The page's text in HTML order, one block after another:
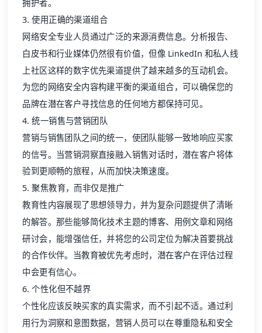
拥护者。
3. 使用正确的渠道组合
网络安全专业人员通过广泛的来源消费信息。分析报告、
白皮书和行业媒体仍然很有价值，但像 LinkedIn 和私人线
上社区这样的数字优先渠道提供了越来越多的互动机会。
为您的网络安全内容构建平衡的渠道组合，可以确保您的
品牌在潜在客户寻找信息的任何地方都保持可见。
4. 统一销售与营销团队
营销与销售团队之间的统一，使团队能够一致地响应买家
的信号。当营销洞察直接融入销售对话时，潜在客户将体
验到更顺畅的旅程，从而加快决策速度。
5. 聚焦教育，而非仅是推广
教育性内容展现了思想领导力，并为复杂问题提供了清晰
的解答。那些能够简化技术主题的博客、用例文章和网络
研讨会，能增强信任，并将您的公司定位为解决首要挑战
的合作伙伴。当教育被优先考虑时，潜在客户在评估过程
中会更有信心。
6. 个性化但不越界
个性化应该反映买家的真实需求，而不引起不适。通过利
用行为洞察和意图数据，营销人员可以在尊重隐私和安全